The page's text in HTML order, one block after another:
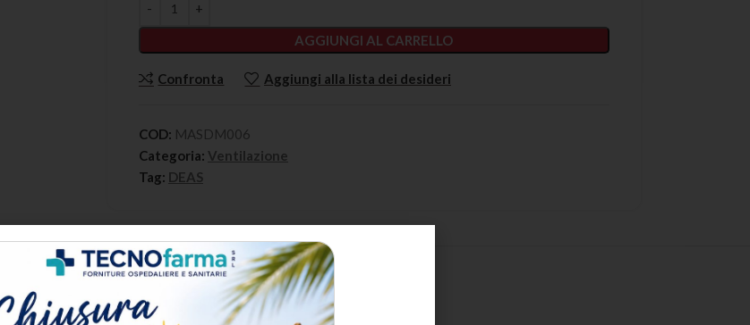
AGGIUNGI AL CARRELLO
Confronta Aggiungi alla lista dei desideri
COD: MASDM006
Categoria: Ventilazione
Tag: DEAS
METODO DI SPEDIZIONE